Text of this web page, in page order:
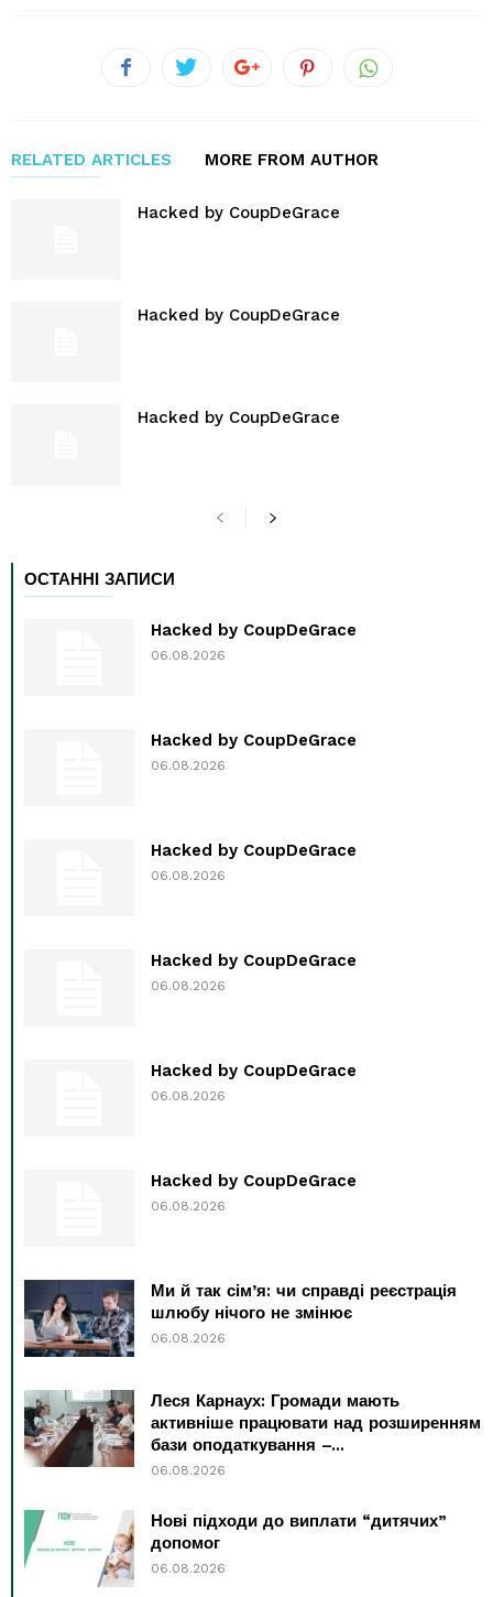
RELATED ARTICLES MORE FROM AUTHOR
Hacked by CoupDeGrace
Hacked by CoupDeGrace
Hacked by CoupDeGrace
ОСТАННІ ЗАПИСИ
Hacked by CoupDeGrace
06.08.2026
Hacked by CoupDeGrace
06.08.2026
Hacked by CoupDeGrace
06.08.2026
Hacked by CoupDeGrace
06.08.2026
Hacked by CoupDeGrace
06.08.2026
Hacked by CoupDeGrace
06.08.2026
Ми й так сім’я: чи справді реєстрація
шлюбу нічого не змінює
06.08.2026
Леся Карнаух: Громади мають
активніше працювати над розширенням
бази оподаткування –...
06.08.2026
Нові підходи до виплати “дитячих”
допомог
06.08.2026